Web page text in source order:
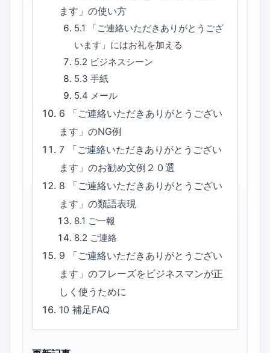
ます」の使い方
5.1
「ご連絡いただきありがとうござ
います」にはお礼を加える
5.2 ビジネスシーン
5.3 手紙
5.4 メール
6
「ご連絡いただきありがとうござい
ます」のNG例
7
「ご連絡いただきありがとうござい
ます」のお勧め文例２０選
8
「ご連絡いただきありがとうござい
ます」の類語表現
8.1 ご一報
8.2 ご連絡
9
「ご連絡いただきありがとうござい
ます」のフレーズをビジネスマンが正
しく使うために
10補足FAQ